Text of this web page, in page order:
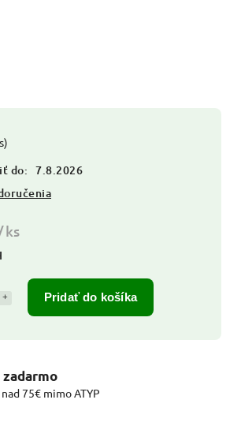
ks
Pridať do košíka
do: 7.8.2026
zadarmo
75€ mimo ATYP